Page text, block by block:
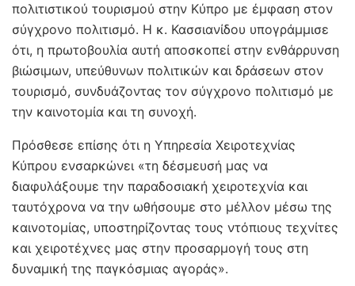
πολιτιστικού τουρισμού στην Κύπρο με έμφαση στον
σύγχρονο πολιτισμό. Η κ. Κασσιανίδου υπογράμμισε
ότι, η πρωτοβουλία αυτή αποσκοπεί στην ενθάρρυνση
βιώσιμων, υπεύθυνων πολιτικών και δράσεων στον
τουρισμό, συνδυάζοντας τον σύγχρονο πολιτισμό με
την καινοτομία και τη συνοχή.
Πρόσθεσε επίσης ότι η Υπηρεσία Χειροτεχνίας
Κύπρου ενσαρκώνει «τη δέσμευσή μας να
διαφυλάξουμε την παραδοσιακή χειροτεχνία και
ταυτόχρονα να την ωθήσουμε στο μέλλον μέσω της
καινοτομίας, υποστηρίζοντας τους ντόπιους τεχνίτες
και χειροτέχνες μας στην προσαρμογή τους στη
δυναμική της παγκόσμιας αγοράς».